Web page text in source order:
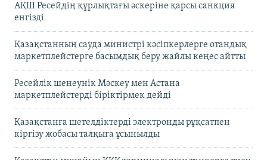
АҚШ Ресейдің құрлықтағы әскеріне қарсы санкция
енгізді
Қазақстанның сауда министрі кәсіпкерлерге отандық
маркетплейстерге басымдық беру жайлы кеңес айтты
Ресейлік шенеунік Мәскеу мен Астана
маркетплейстерді біріктірмек дейді
Қазақстанға шетелдіктерді электронды рұқсатпен
кіргізу жобасы талқыға ұсынылды